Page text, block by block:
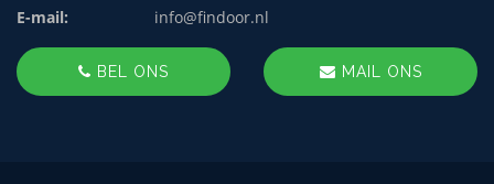
E-mail:
info@findoor.nl
BEL ONS MAIL ONS